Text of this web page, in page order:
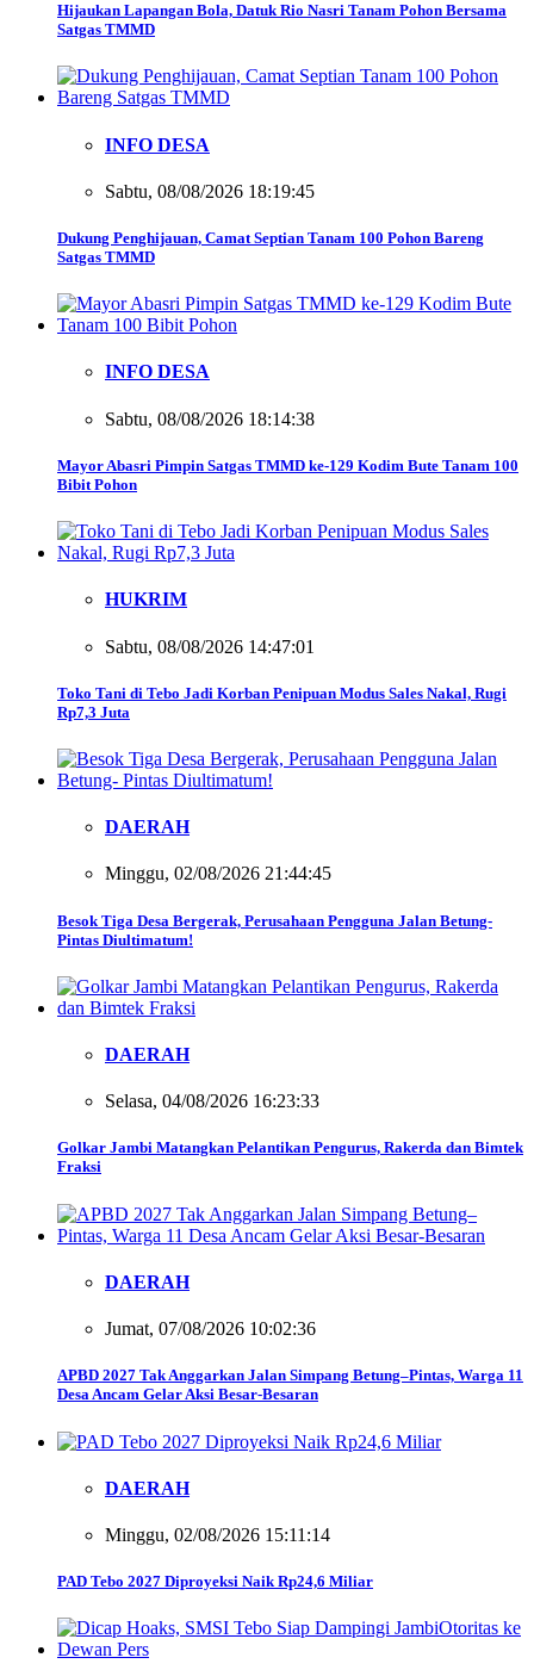
Hijaukan Lapangan Bola, Datuk Rio Nasri Tanam Pohon Bersama
Satgas TMMD
INFO DESA
Sabtu, 08/08/2026 18:19:45
Dukung Penghijauan, Camat Septian Tanam 100 Pohon Bareng
Satgas TMMD
INFO DESA
Sabtu, 08/08/2026 18:14:38
Mayor Abasri Pimpin Satgas TMMD ke-129 Kodim Bute Tanam 100
Bibit Pohon
HUKRIM
Sabtu, 08/08/2026 14:47:01
Toko Tani di Tebo Jadi Korban Penipuan Modus Sales Nakal, Rugi
Rp7,3 Juta
DAERAH
Minggu, 02/08/2026 21:44:45
Besok Tiga Desa Bergerak, Perusahaan Pengguna Jalan Betung-
Pintas Diultimatum!
DAERAH
Selasa, 04/08/2026 16:23:33
Golkar Jambi Matangkan Pelantikan Pengurus, Rakerda dan Bimtek
Fraksi
DAERAH
Jumat, 07/08/2026 10:02:36
APBD 2027 Tak Anggarkan Jalan Simpang Betung–Pintas, Warga 11
Desa Ancam Gelar Aksi Besar-Besaran
DAERAH
Minggu, 02/08/2026 15:11:14
PAD Tebo 2027 Diproyeksi Naik Rp24,6 Miliar